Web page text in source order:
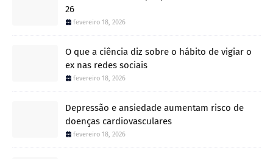
26
fevereiro 18, 2026
O que a ciência diz sobre o hábito de vigiar o
ex nas redes sociais
fevereiro 18, 2026
Depressão e ansiedade aumentam risco de
doenças cardiovasculares
fevereiro 18, 2026